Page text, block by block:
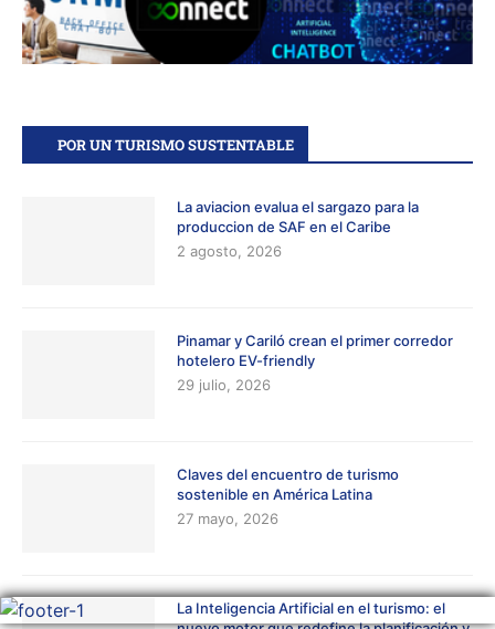
POR UN TURISMO SUSTENTABLE
La aviacion evalua el sargazo para la
produccion de SAF en el Caribe
2 agosto, 2026
Pinamar y Cariló crean el primer corredor
hotelero EV-friendly
29 julio, 2026
Claves del encuentro de turismo
sostenible en América Latina
27 mayo, 2026
La Inteligencia Artificial en el turismo: el